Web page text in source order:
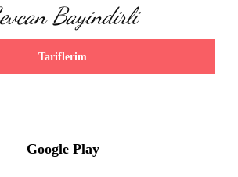
Bayindirli
Tariflerim
Google Play